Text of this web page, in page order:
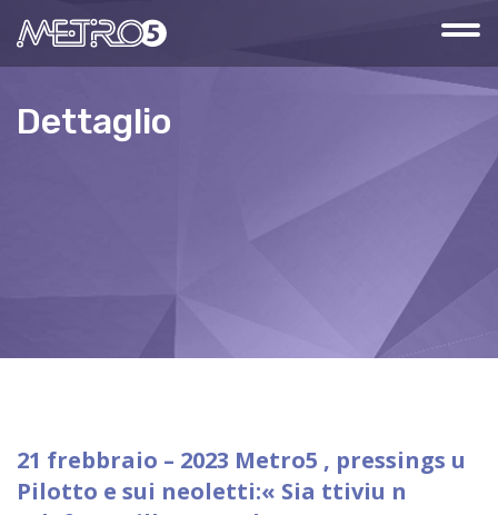
Dettaglio
21 frebbraio – 2023 Metro5 , pressings u
Pilotto e sui neoletti:« Sia ttiviu n